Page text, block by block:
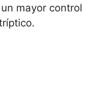
mayor control